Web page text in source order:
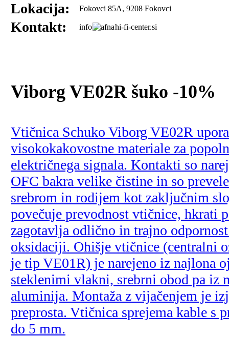
Lokacija: Fokovci 85A, 9208 Fokovci
Kontakt: info hi-fi-center.si
Viborg VE02R šuko -10%
Vtičnica Schuko Viborg VE02R
visokokakovostne materiale za
električnega signala. Kontakti so
OFC bakra velike čistine in so
srebrom in rodijem kot zaključnim
povečuje prevodnost vtičnice, hkrati
zagotavlja odlično in trajno
oksidaciji. Ohišje vtičnice (centralni
je tip VE01R) je narejeno iz najlona
steklenimi vlakni, srebrni obod pa iz
aluminija. Montaža z vijačenjem je
preprosta. Vtičnica sprejema kable s
do 5 mm.